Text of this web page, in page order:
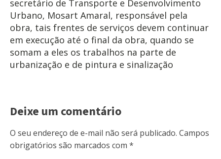
secretário de Transporte e Desenvolvimento
Urbano, Mosart Amaral, responsável pela
obra, tais frentes de serviços devem continuar
em execução até o final da obra, quando se
somam a eles os trabalhos na parte de
urbanização e de pintura e sinalização
Deixe um comentário
O seu endereço de e-mail não será publicado. Campos
obrigatórios são marcados com *